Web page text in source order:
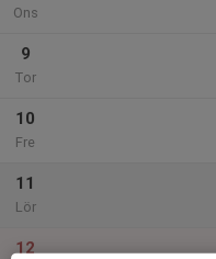
Ons
9
Tor
10
Fre
11
Lör
12